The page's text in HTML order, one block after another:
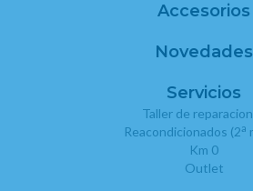
Accesorios
Novedades
Servicios
Taller de
Reacondicionados (2a
Km 0
Outlet